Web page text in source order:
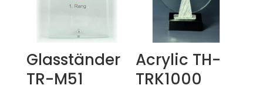
Glasständer
TR-M51
Acrylic TH-
TRK1000